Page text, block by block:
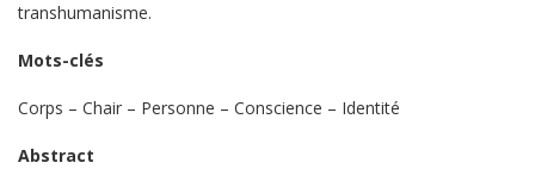
transhumanisme.
Mots-clés
Corps – Chair – Personne – Conscience – Identité
Abstract